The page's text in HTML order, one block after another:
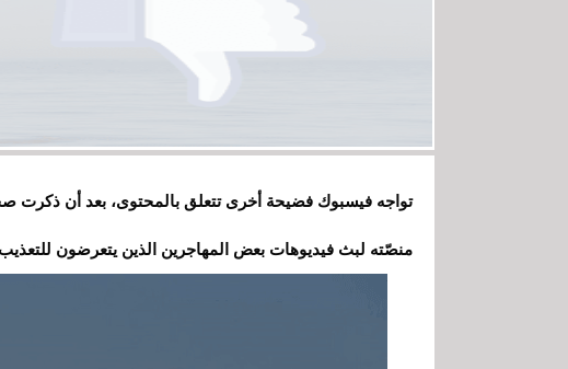
منصّته لبث فيديوهات بعض المهاجرين الذين يتعرضون